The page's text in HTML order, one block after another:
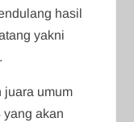
hasil
yakni
juara umum
yang akan